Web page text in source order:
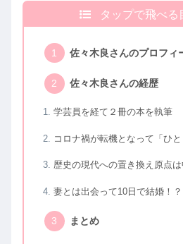
タップで飛べる
佐々木良さんのプロフィ
佐々木良さんの経歴
学芸員を経て２冊の本を執筆
コロナ禍が転機となって「ひ
歴史の現代への置き換え原点
妻とは出会って10日で結婚！？
まとめ